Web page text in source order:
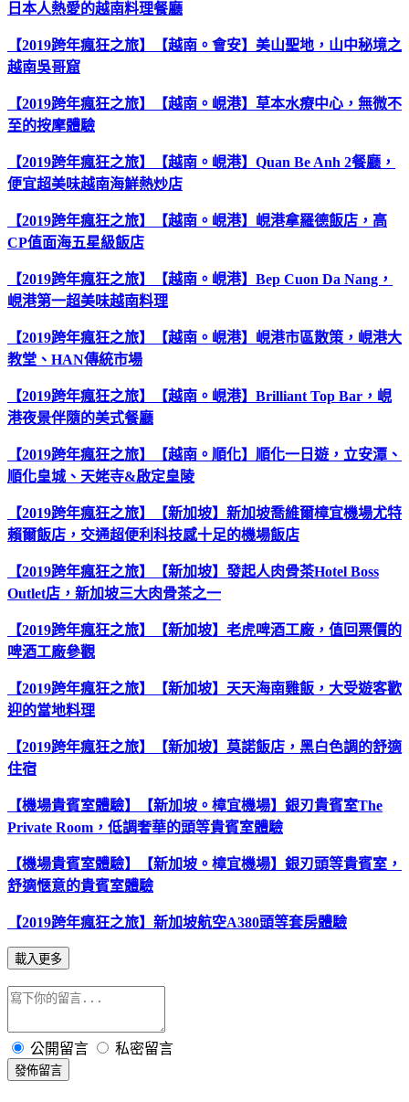
日本人熱愛的越南料理餐廳
【2019跨年瘋狂之旅】【越南。會安】美山聖地，山中秘境之
越南吳哥窟
【2019跨年瘋狂之旅】【越南。峴港】草本水療中心，無微不
至的按摩體驗
【2019跨年瘋狂之旅】【越南。峴港】Quan Be Anh 2餐廳，
便宜超美味越南海鮮熱炒店
【2019跨年瘋狂之旅】【越南。峴港】峴港拿羅德飯店，高
CP值面海五星級飯店
【2019跨年瘋狂之旅】【越南。峴港】Bep Cuon Da Nang，
峴港第一超美味越南料理
【2019跨年瘋狂之旅】【越南。峴港】峴港市區散策，峴港大
教堂、HAN傳統市場
【2019跨年瘋狂之旅】【越南。峴港】Brilliant Top Bar，峴
港夜景伴隨的美式餐廳
【2019跨年瘋狂之旅】【越南。順化】順化一日遊，立安潭、
順化皇城、天姥寺&啟定皇陵
【2019跨年瘋狂之旅】【新加坡】新加坡喬維爾樟宜機場尤特
賴爾飯店，交通超便利科技感十足的機場飯店
【2019跨年瘋狂之旅】【新加坡】發起人肉骨茶Hotel Boss
Outlet店，新加坡三大肉骨茶之一
【2019跨年瘋狂之旅】【新加坡】老虎啤酒工廠，值回票價的
啤酒工廠參觀
【2019跨年瘋狂之旅】【新加坡】天天海南雞飯，大受遊客歡
迎的當地料理
【2019跨年瘋狂之旅】【新加坡】莫諾飯店，黑白色調的舒適
住宿
【機場貴賓室體驗】【新加坡。樟宜機場】銀刃貴賓室The
Private Room，低調奢華的頭等貴賓室體驗
【機場貴賓室體驗】【新加坡。樟宜機場】銀刃頭等貴賓室，
舒適愜意的貴賓室體驗
【2019跨年瘋狂之旅】新加坡航空A380頭等套房體驗
載入更多
公開留言 私密留言
發佈留言